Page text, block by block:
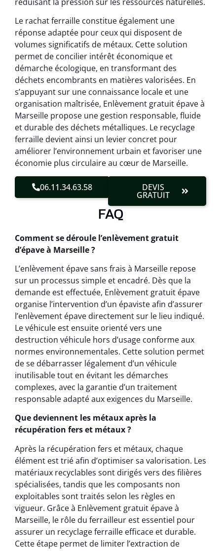
Le rachat ferraille constitue également une
réponse adaptée pour ceux qui disposent de
volumes significatifs de métaux. Cette solution
permet de concilier intérêt économique et
démarche écologique, en transformant des
déchets encombrants en matières valorisées. En
s’appuyant sur une connaissance locale et une
organisation maîtrisée, Enlèvement gratuit épave à
Marseille propose une gestion responsable, fluide
et durable des déchets métalliques. Le recyclage
ferraille devient ainsi un levier concret pour
améliorer l’environnement urbain et favoriser une
économie plus circulaire au cœur de Marseille.
06.11.34.63.58 DEVIS
GRATUIT
FAQ
Comment se déroule l’enlèvement gratuit
d’épave à Marseille ?
L’enlèvement épave sans frais à Marseille repose
sur un processus simple et encadré. Dès que la
demande est effectuée, Enlèvement gratuit épave
organise l’intervention d’un épaviste afin d’assurer
l’enlèvement épave directement sur le lieu indiqué.
Le véhicule est ensuite orienté vers une
destruction véhicule hors d’usage conforme aux
normes environnementales. Cette solution permet
de se débarrasser légalement d’un véhicule
inutilisable tout en évitant les démarches
complexes, avec la garantie d’un traitement
responsable adapté aux exigences du Marseille.
Que deviennent les métaux après la
récupération fers et métaux ?
Après la récupération fers et métaux, chaque
élément est trié afin d’optimiser sa valorisation. Les
matériaux recyclables sont dirigés vers des filières
spécialisées, tandis que les composants non
exploitables sont traités selon les règles en
vigueur. Grâce à Enlèvement gratuit épave à
Marseille, le rôle du ferrailleur est essentiel pour
assurer un recyclage ferraille efficace et durable.
Cette étape permet de limiter l’extraction de